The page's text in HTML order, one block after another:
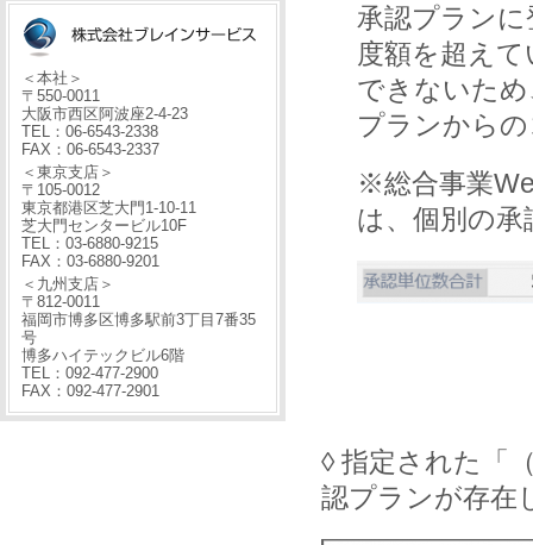
承認プラン
度額を超え
できないた
プランから
※総合事業
は、個別の
◊ 指定された「
認プランが存在
＜本社＞
〒550-0011
大阪市西区阿波座2-4-23
TEL：06-6543-2338
FAX：06-6543-2337
＜東京支店＞
〒105-0012
東京都港区芝大門1-10-11
芝大門センタービル10F
TEL：03-6880-9215
FAX：03-6880-9201
＜九州支店＞
〒812-0011
福岡市博多区博多駅前3丁目7番35
号
博多ハイテックビル6階
TEL：092-477-2900
FAX：092-477-2901